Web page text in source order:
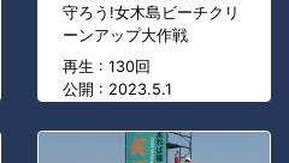
守ろう!女木島ビーチクリ
ーンアップ大作戦
再生 : 130回
公開 : 2023.5.1